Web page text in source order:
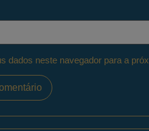
dados neste navegador para a